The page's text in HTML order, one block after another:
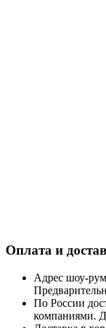
Оплата и
Адрес шоу-
По России
компаниями.